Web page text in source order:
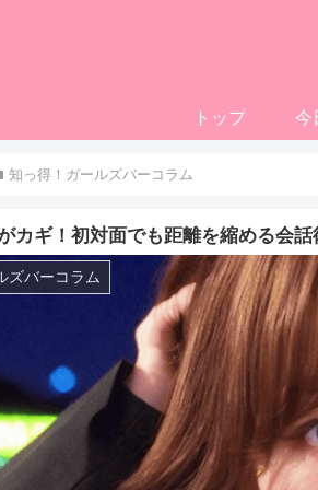
トップ 今
知っ得！ガールズバーコラム
カギ！初対面でも距離を縮める会話
ズバーコラム